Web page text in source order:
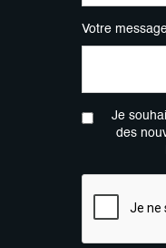
Votre
Je
des